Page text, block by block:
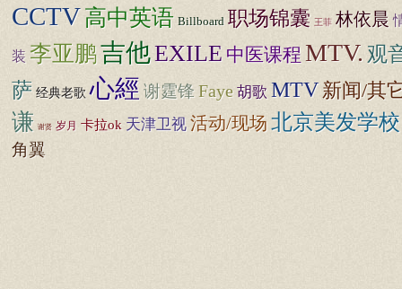
CCTV高中英语 Billboard 职场锦囊 王菲 林依晨
装 李亚鹏吉他EXILE 中医课程 MTV. 观
萨 经典老歌 心經 谢霆锋Faye 胡歌 MTV 新闻/其
谦 谢贤 岁月 卡拉ok 天津卫视 活动/现场北京美发学校
角翼